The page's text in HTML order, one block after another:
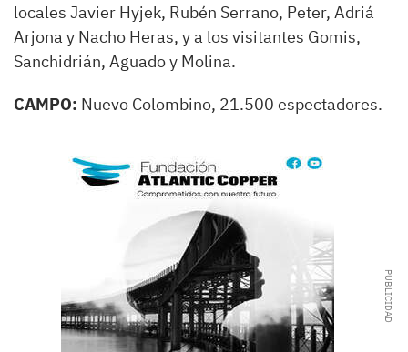
locales Javier Hyjek, Rubén Serrano, Peter, Adriá
Arjona y Nacho Heras, y a los visitantes Gomis,
Sanchidrián, Aguado y Molina.
CAMPO: Nuevo Colombino, 21.500 espectadores.